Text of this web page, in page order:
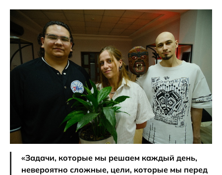
«Задачи, которые мы решаем каждый день,
невероятно сложные, цели, которые мы перед